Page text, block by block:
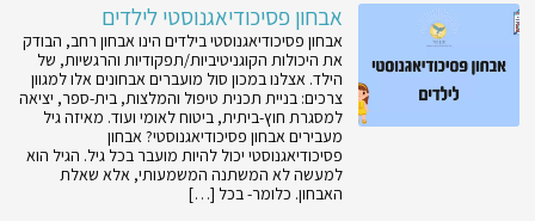
אבחון פסיכודיאגנוסטי לילדים
אבחון פסיכודיאגנוסטי בילדים הינו אבחון רחב, הבודק
את היכולות הקוגניטיביות/תפקודיות והרגשיות, של
הילד. אצלנו במכון סול מועברים אבחונים אלו למגוון
צרכים: בניית תכנית טיפול והמלצות, בית-ספר, יציאה
למסגרת חוץ-ביתית, ביטוח לאומי ועוד. מאיזה גיל
מעבירים אבחון פסיכודיאגנוסטי? אבחון
פסיכודיאגנוסטי יכול להיות מועבר בכל גיל. הגיל הוא
למעשה לא המשתנה המשמעותי, אלא שאלת
האבחון. כלומר- בכל […]